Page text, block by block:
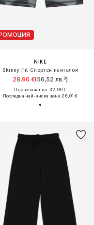
NIKE
Skinny Fit Спортен панталон
28,90 €(56,52 лв.³)
Първоначално: 32,90 €
Последна най-ниска цена:26,01 €